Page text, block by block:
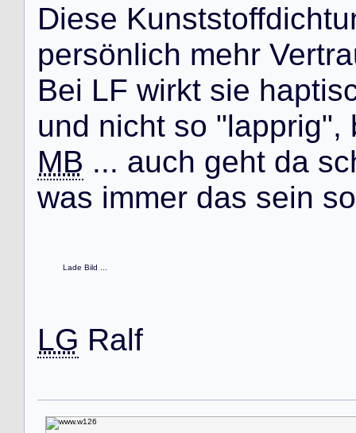
Diese Kunststoffdichtu
persönlich mehr Vertra
Bei LF wirkt sie haptis
und nicht so "lapprig",
MB ... auch geht da sc
was immer das sein so
Lade Bild ...
LG Ralf